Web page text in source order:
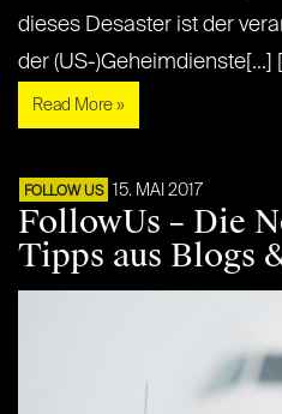
dieses Desaster ist der
der (US-)Geheimdienste[...]
Read More »
FOLLOW US 15. MAI 2017
FollowUs – Die
Tipps aus Blogs